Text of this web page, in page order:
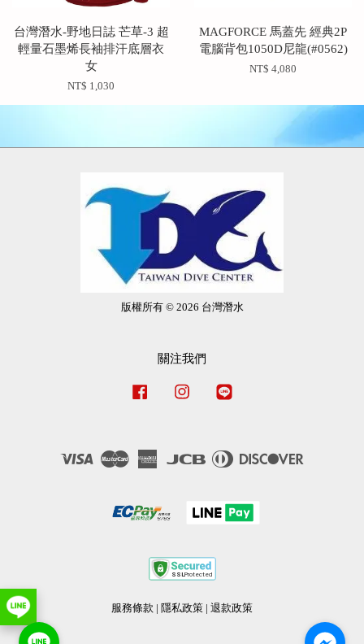
台灣潛水-野地日誌 芒草-3 超
輕量石墨烯長袖排汗底層衣
女
NT$ 1,030
MAGFORCE 馬蓋先 經典2P
電腦背包1050D尼龍(#0562)
NT$ 4,080
版權所有 © 2026 台灣潛水
關注我們
Facebook Instagram
Visa Master
American
JCB
Diners
服務條款 | 隱私政策 | 退款政策